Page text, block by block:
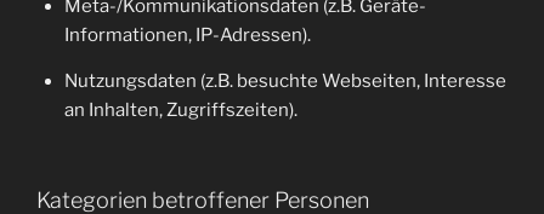
Meta-/Kommunikationsdaten (z.B. Geräte-
Informationen, IP-Adressen).
Nutzungsdaten (z.B. besuchte Webseiten, Interesse
an Inhalten, Zugriffszeiten).
Kategorien betroffener Personen